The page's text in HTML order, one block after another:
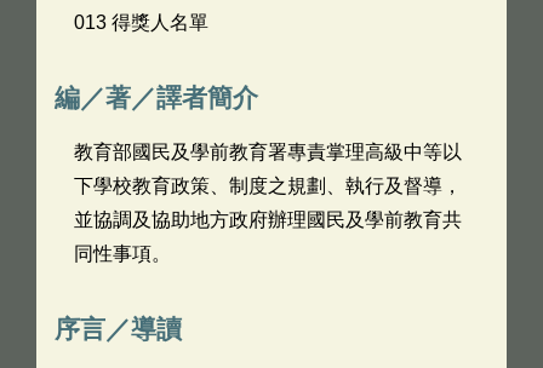
013 得獎人名單
編／著／譯者簡介
教育部國民及學前教育署專責掌理高級中等以
下學校教育政策、制度之規劃、執行及督導，
並協調及協助地方政府辦理國民及學前教育共
同性事項。
序言／導讀